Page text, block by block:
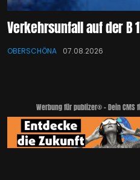
Verkehrsunfall auf der B
OBERSCHÖNA 07.08.2026
Werbung für publizer® - Dein